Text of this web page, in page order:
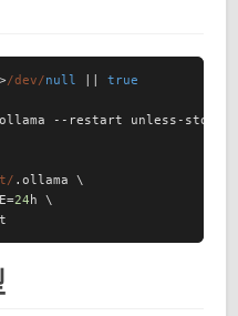
>/dev/null true
--restart unless-
.ollama \
24 h \